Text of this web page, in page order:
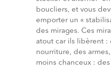
boucliers, et vous
emporter un «
des mirages. Ces
atout car ils libèrent :
nourriture, des
moins chanceux :